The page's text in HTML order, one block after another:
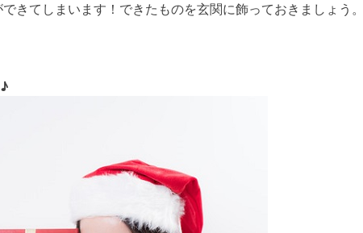
きてしまいます！できたものを玄関に飾っておきましょう。